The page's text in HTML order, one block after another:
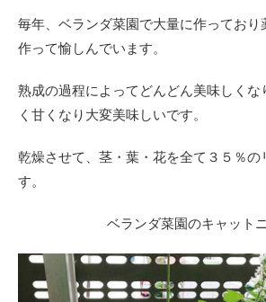
毎年、ベランダ菜園で大量に作っており
作って愉しんでいます。
熟成の過程によってどんどん美味しくな
く甘くなり大変美味しいです。
乾燥させて、茎・葉・花を全て３５％の
す。
ベランダ菜園のキャット